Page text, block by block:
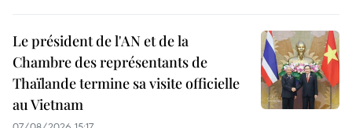
Le président de l'AN et de la
Chambre des représentants de
Thaïlande termine sa visite officielle
au Vietnam